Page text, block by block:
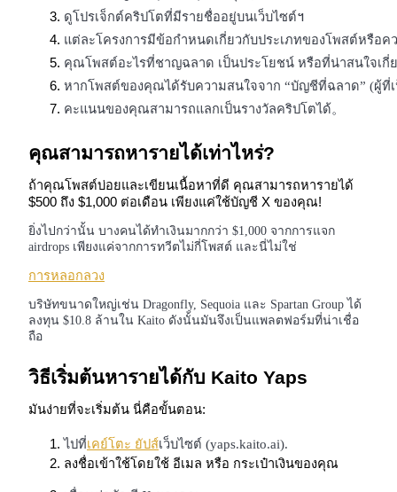
ข้อมูล
การวิเคราะห์ข้อมูลขนาดใหญ่ รวมถึงข้อมูลการค้า ฯลฯ
แนะนำ
คู่มือเริ่มต้นฟิวเจอร์ส
ดูโปรเจ็กต์คริปโตที่มีรายชื่ออยู่บนเว็บไซต์។
แต่ละโครงการมีข้อกำหนดเกี่ยวกับประเภทของโพสต์หรือค
คุณโพสต์อะไรที่ชาญฉลาด เป็นประโยชน์ หรือที่น่าสนใจเกี่
หากโพสต์ของคุณได้รับความสนใจจาก “บัญชีที่ฉลาด” (ผู้ที่
คะแนนของคุณสามารถแลกเป็นรางวัลคริปโตได้。
คุณสามารถหารายได้เท่าไหร่?
ถ้าคุณโพสต์บ่อยและเขียนเนื้อหาที่ดี คุณสามารถหารายได้
$500 ถึง $1,000 ต่อเดือน เพียงแค่ใช้บัญชี X ของคุณ!
ยิ่งไปกว่านั้น บางคนได้ทำเงินมากกว่า $1,000 จากการแจก
airdrops เพียงแค่จากการทวีตไม่กี่โพสต์ และนี่ไม่ใช่
การหลอกลวง
บริษัทขนาดใหญ่เช่น Dragonfly, Sequoia และ Spartan Group ได้
ลงทุน $10.8 ล้านใน Kaito ดังนั้นมันจึงเป็นแพลตฟอร์มที่น่าเชื่อ
ถือ
วิธีเริ่มต้นหารายได้กับ Kaito Yaps
มันง่ายที่จะเริ่มต้น นี่คือขั้นตอน:
ไปที่เคย์โตะ ยัปส์เว็บไซต์ (yaps.kaito.ai).
ลงชื่อเข้าใช้โดยใช้ อีเมล หรือ กระเป๋าเงินของคุณ